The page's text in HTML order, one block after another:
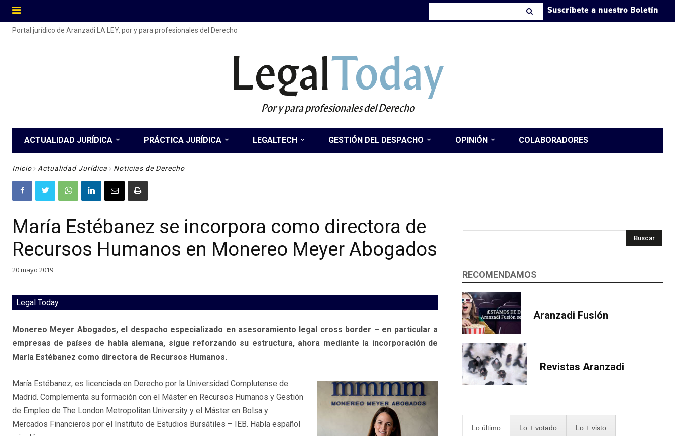
Suscríbete a nuestro Boletín
Portal jurídico de Aranzadi LA LEY, por y para profesionales del Derecho
LegalToday
Por y para profesionales del Derecho
ACTUALIDAD JURÍDICA PRÁCTICA JURÍDICA LEGALTECH GESTIÓN DEL DESPACHO OPINIÓN COLABORADORES
Inicio Actualidad Jurídica Noticias de Derecho
María Estébanez se incorpora como directora de
Recursos Humanos en Monereo Meyer Abogados
20 mayo 2019
Legal Today
Monereo Meyer Abogados, el despacho especializado en asesoramiento legal cross border – en particular a
empresas de países de habla alemana, sigue reforzando su estructura, ahora mediante la incorporación de
María Estébanez como directora de Recursos Humanos.
María Estébanez, es licenciada en Derecho por la Universidad Complutense de
Madrid. Complementa su formación con el Máster en Recursos Humanos y Gestión
de Empleo de The London Metropolitan University y el Máster en Bolsa y
Mercados Financieros por el Instituto de Estudios Bursátiles – IEB. Habla español
Buscar
RECOMENDAMOS
Aranzadi Fusión
Revistas Aranzadi
Lo último Lo + votado Lo + visto